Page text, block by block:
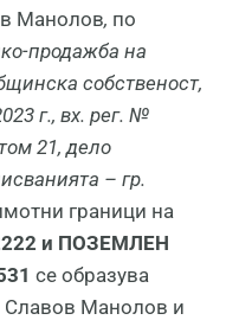
Манолов, по
продажба на
собственост,
г., вх. рег. №
21, дело
– гр.
граници на
и ПОЗЕМЛЕН
се образува
Манолов и